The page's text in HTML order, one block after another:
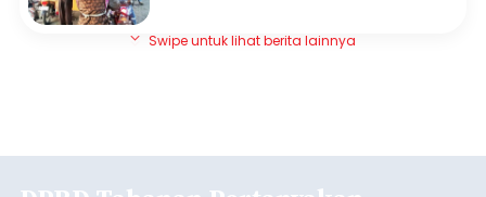
Swipe untuk lihat berita lainnya